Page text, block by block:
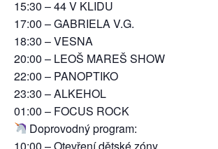
15:30 – 44 V KLIDU
17:00 – GABRIELA V.G.
18:30 – VESNA
20:00 – LEOŠ MAREŠ SHOW
22:00 – PANOPTIKO
23:30 – ALKEHOL
01:00 – FOCUS ROCK
Doprovodný program:
10:00 – Otevření dětské zóny